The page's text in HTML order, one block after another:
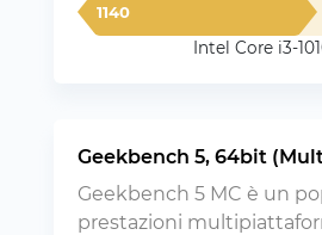
1140
Intel Core i3-
Geekbench 5, 64bit
Geekbench 5 MC è un
prestazioni